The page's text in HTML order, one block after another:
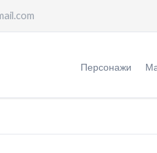
Персонажи
Злодеи